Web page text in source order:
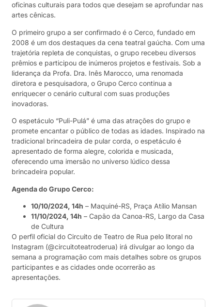
oficinas culturais para todos que desejam se aprofundar nas
artes cênicas.
O primeiro grupo a ser confirmado é o Cerco, fundado em
2008 é um dos destaques da cena teatral gaúcha. Com uma
trajetória repleta de conquistas, o grupo recebeu diversos
prêmios e participou de inúmeros projetos e festivais. Sob a
liderança da Profa. Dra. Inês Marocco, uma renomada
diretora e pesquisadora, o Grupo Cerco continua a
enriquecer o cenário cultural com suas produções
inovadoras.
O espetáculo “Puli-Pulá” é uma das atrações do grupo e
promete encantar o público de todas as idades. Inspirado na
tradicional brincadeira de pular corda, o espetáculo é
apresentado de forma alegre, colorida e musicada,
oferecendo uma imersão no universo lúdico dessa
brincadeira popular.
Agenda do Grupo Cerco:
10/10/2024, 14h – Maquiné-RS, Praça Atílio Mansan
11/10/2024, 14h – Capão da Canoa-RS, Largo da Casa
de Cultura
O perfil oficial do Circuito de Teatro de Rua pelo litoral no
Instagram (@circuitoteatroderua) irá divulgar ao longo da
semana a programação com mais detalhes sobre os grupos
participantes e as cidades onde ocorrerão as
apresentações.